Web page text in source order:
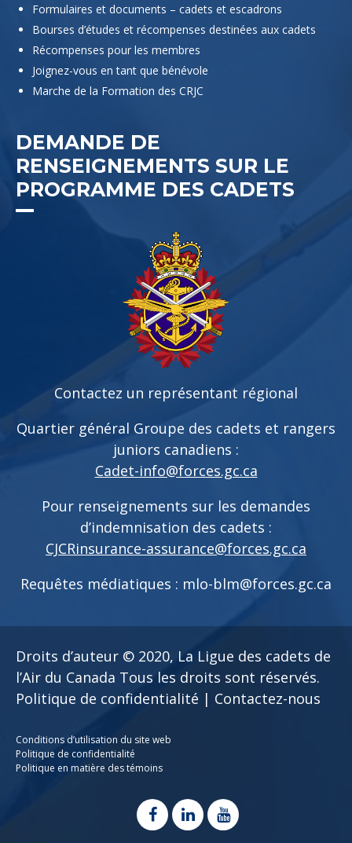
Formulaires et documents – cadets et escadrons
Bourses d’études et récompenses destinées aux cadets
Récompenses pour les membres
Joignez-vous en tant que bénévole
Marche de la Formation des CRJC
DEMANDE DE
RENSEIGNEMENTS SUR LE
PROGRAMME DES CADETS
Contactez un représentant régional
Quartier général Groupe des cadets et rangers
juniors canadiens :
Cadet-info@forces.gc.ca
Pour renseignements sur les demandes
d’indemnisation des cadets :
CJCRinsurance-assurance@forces.gc.ca
Requêtes médiatiques : mlo-blm@forces.gc.ca
Droits d’auteur © 2020, La Ligue des cadets de
l’Air du Canada Tous les droits sont réservés.
Politique de confidentialité | Contactez-nous
Conditions d’utilisation du site web
Politique de confidentialité
Politique en matière des témoins
facebook
linkedinyoutube